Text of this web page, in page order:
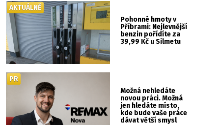
Pohonné hmoty v
Příbrami: Nejlevnější
benzin pořídíte za
39,99 Kč u Silmetu
AKTUÁLNĚ
Možná nehledáte
novou práci. Možná
jen hledáte místo,
kde bude vaše práce
dávat větší smysl
PR